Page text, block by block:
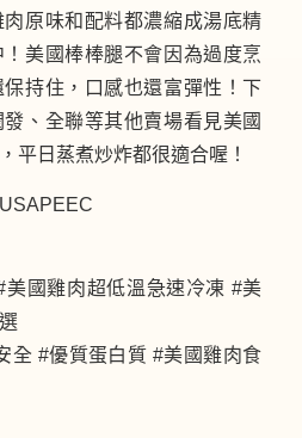
原味和配料都濃縮成湯底精
美國棒棒腿不會因為過度烹
持住，口感也還富彈性！下
、全聯等其他賣場看見美國
平日蒸煮炒炸都很適合喔！
美國雞肉超低溫急速冷凍 #美
全 #優質蛋白質 #美國雞肉食